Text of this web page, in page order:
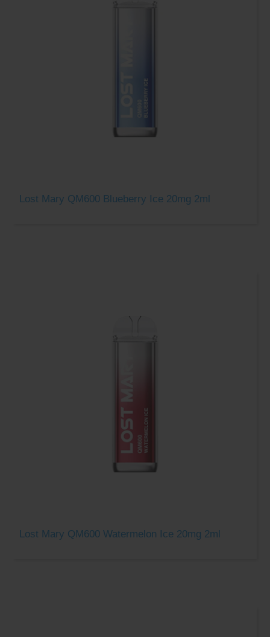
Lost Mary QM600 Blueberry Ice 20mg 2ml
Lost Mary QM600 Watermelon Ice 20mg 2ml